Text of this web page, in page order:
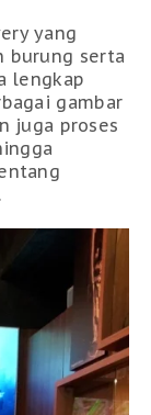
yang
burung serta
lengkap
gambar
juga proses